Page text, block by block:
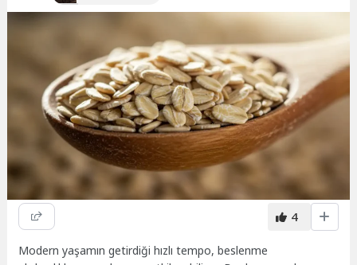
4
Modern yaşamın getirdiği hızlı tempo, beslenme